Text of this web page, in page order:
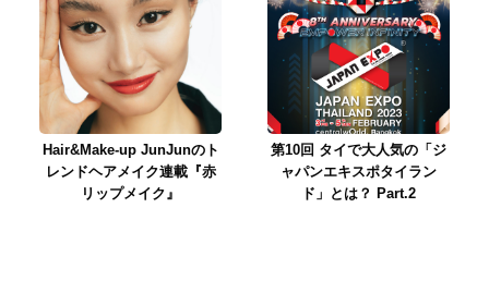
Hair&Make-up JunJunのト
レンドヘアメイク連載『赤
リップメイク』
第10回 タイで大人気の「ジ
ャパンエキスポタイラン
ド」とは？ Part.2